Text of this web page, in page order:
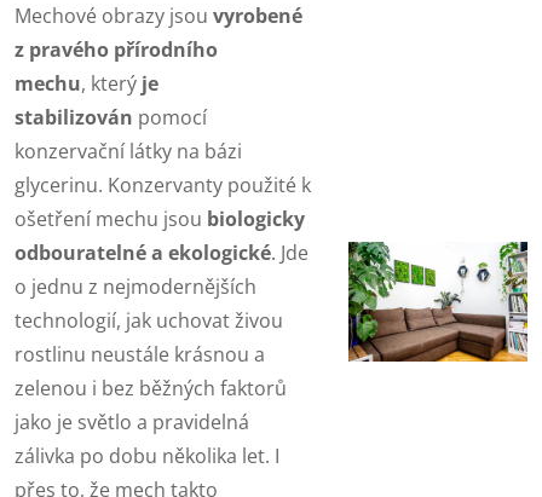
Mechové obrazy jsou vyrobené
z pravého přírodního
mechu, který je
stabilizován pomocí
konzervační látky na bázi
glycerinu. Konzervanty použité k
ošetření mechu jsou biologicky
odbouratelné a ekologické. Jde
o jednu z nejmodernějších
technologií, jak uchovat živou
rostlinu neustále krásnou a
zelenou i bez běžných faktorů
jako je světlo a pravidelná
zálivka po dobu několika let. I
přes to, že mech takto